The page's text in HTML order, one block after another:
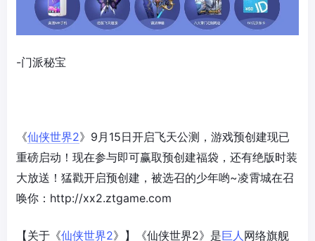
-门派秘宝
《仙侠世界2》9月15日开启飞天公测，游戏预创建现已
重磅启动！现在参与即可赢取预创建福袋，还有绝版时装
大放送！猛戳开启预创建，被选召的少年哟~凌霄城在召
唤你：http://xx2.ztgame.com
【关于《仙侠世界2》】《仙侠世界2》是巨人网络旗舰